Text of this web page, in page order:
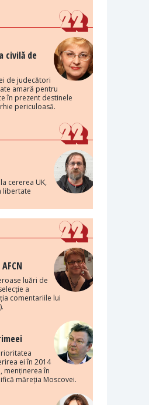
civilă de
de judecători
amară pentru
în prezent destinele
periculoasă.
cererea UK,
libertate
luări de
a
comentariile lui
ei în 2014
menținerea în
măreția Moscovei.